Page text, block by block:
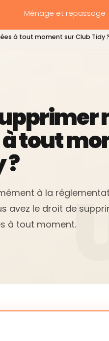
Ménage et repassage
à tout moment sur Club Tidy ?
tout
?
à la
avez le droit de
à tout moment.